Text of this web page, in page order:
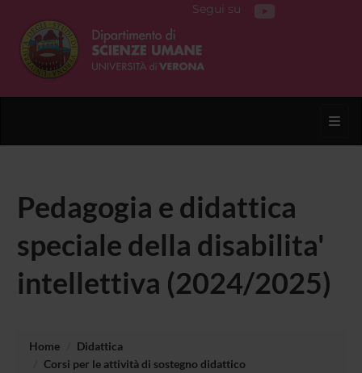
Segui su
Pedagogia e didattica
speciale della disabilita'
intellettiva (2024/2025)
Home
Didattica
Corsi per le attività di sostegno didattico